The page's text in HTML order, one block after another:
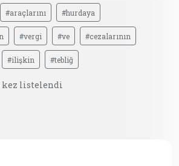
#araçlarını #hurdaya
#vergi #ve #cezalarının
#ilişkin #tebliğ
kez listelendi